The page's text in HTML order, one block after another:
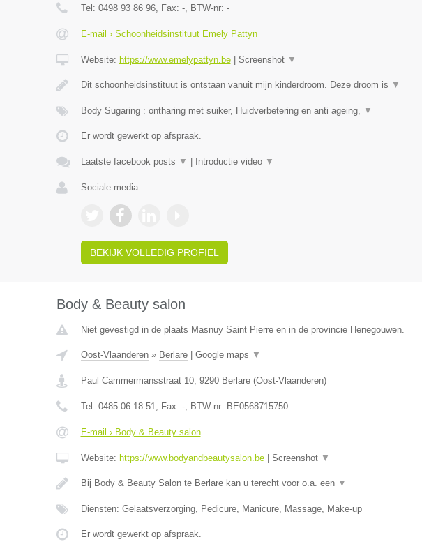
Tel: 0498 93 86 96, Fax: -, BTW-nr: -
E-mail › Schoonheidsinstituut Emely Pattyn
Website: https://www.emelypattyn.be| Screenshot ▼
Dit schoonheidsinstituut is ontstaan vanuit mijn kinderdroom. Deze droom is ▼
Body Sugaring : ontharing met suiker, Huidverbetering en anti ageing, ▼
Er wordt gewerkt op afspraak.
Laatste facebook posts ▼ Introductie video ▼
Sociale media:
BEKIJK VOLLEDIG PROFIEL
Body & Beauty salon
Niet gevestigd in de plaats Masnuy Saint Pierre en in de provincie Henegouwen.
Oost-Vlaanderen» Berlare| Google maps ▼
Paul Cammermansstraat 10, 9290 Berlare(Oost-Vlaanderen)
Tel: 0485 06 18 51, Fax: -, BTW-nr: BE0568715750
E-mail › Body & Beauty salon
Website: https://www.bodyandbeautysalon.be| Screenshot ▼
Bij Body & Beauty Salon te Berlare kan u terecht voor o.a. een ▼
Diensten: Gelaatsverzorging, Pedicure, Manicure, Massage, Make-up
Er wordt gewerkt op afspraak.